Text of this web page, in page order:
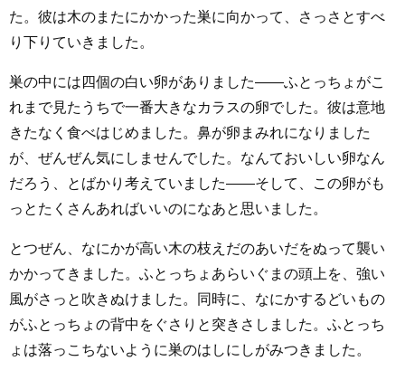
た。彼は木のまたにかかった巣に向かって、さっさとすべ
り下りていきました。
巣の中には四個の白い卵がありました――ふとっちょがこ
れまで見たうちで一番大きなカラスの卵でした。彼は意地
きたなく食べはじめました。鼻が卵まみれになりました
が、ぜんぜん気にしませんでした。なんておいしい卵なん
だろう、とばかり考えていました――そして、この卵がも
っとたくさんあればいいのになあと思いました。
とつぜん、なにかが高い木の枝えだのあいだをぬって襲い
かかってきました。ふとっちょあらいぐまの頭上を、強い
風がさっと吹きぬけました。同時に、なにかするどいもの
がふとっちょの背中をぐさりと突きさしました。ふとっち
ょは落っこちないように巣のはしにしがみつきました。